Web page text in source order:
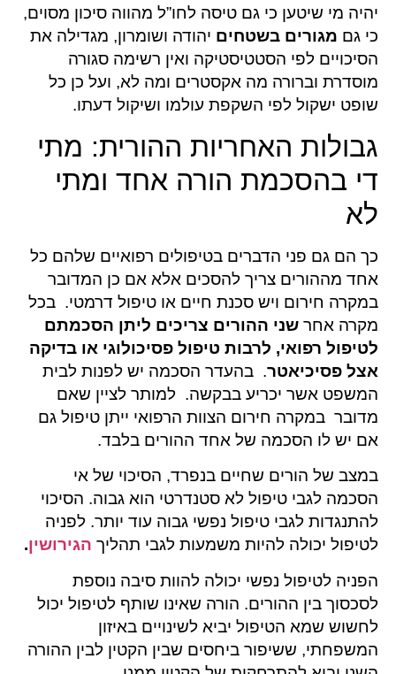
יהיה מי שיטען כי גם טיסה לחו”ל מהווה סיכון מסוים,
כי גם מגורים בשטחים יהודה ושומרון, מגדילה את
הסיכויים לפי הסטטיסטיקה ואין רשימה סגורה
מוסדרת וברורה מה אקסטרים ומה לא, ועל כן כל
שופט ישקול לפי השקפת עולמו ושיקול דעתו.
גבולות האחריות ההורית: מתי
די בהסכמת הורה אחד ומתי
לא
כך הם גם פני הדברים בטיפולים רפואיים שלהם כל
אחד מההורים צריך להסכים אלא אם כן המדובר
במקרה חירום ויש סכנת חיים או טיפול דרמטי. בכל
מקרה אחר שני ההורים צריכים ליתן הסכמתם
לטיפול רפואי, לרבות טיפול פסיכולוגי או בדיקה
אצל פסיכיאטר. בהעדר הסכמה יש לפנות לבית
המשפט אשר יכריע בבקשה. למותר לציין שאם
מדובר במקרה חירום הצוות הרפואי ייתן טיפול גם
אם יש לו הסכמה של אחד ההורים בלבד.
במצב של הורים שחיים בנפרד, הסיכוי של אי
הסכמה לגבי טיפול לא סטנדרטי הוא גבוה. הסיכוי
להתנגדות לגבי טיפול נפשי גבוה עוד יותר. לפניה
לטיפול יכולה להיות משמעות לגבי תהליך הגירושין.
הפניה לטיפול נפשי יכולה להוות סיבה נוספת
לסכסוך בין ההורים. הורה שאינו שותף לטיפול יכול
לחשוש שמא הטיפול יביא לשינויים באיזון
המשפחתי, ששיפור ביחסים שבין הקטין לבין ההורה